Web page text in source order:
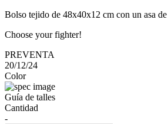
Bolso tejido de 48x40x12 cm con un asa
Choose your fighter!
PREVENTA
20/12/24
Color
Guía de talles
Cantidad
-